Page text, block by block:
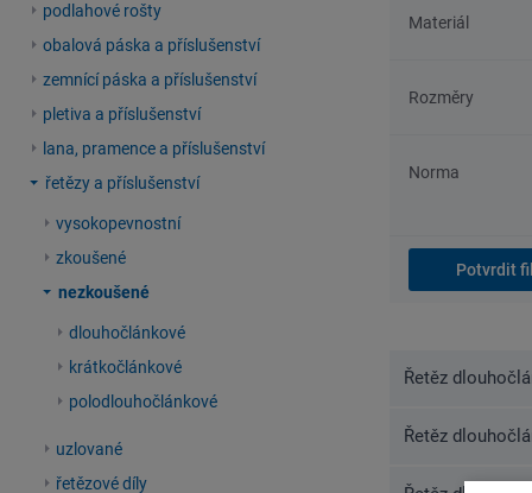
podlahové rošty
obalová páska a příslušenství
zemnící páska a příslušenství
pletiva a příslušenství
lana, pramence a příslušenství
řetězy a příslušenství
vysokopevnostní
zkoušené
nezkoušené
dlouhočlánkové
krátkočlánkové
polodlouhočlánkové
uzlované
řetězové díly
Materiál
Rozměry
Norma
Řetěz
Řetěz